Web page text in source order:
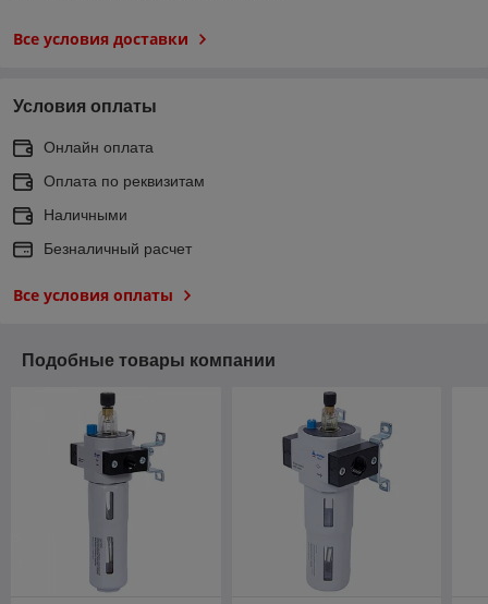
Все условия доставки
Условия оплаты
Онлайн оплата
Оплата по реквизитам
Наличными
Безналичный расчет
Все условия оплаты
Подобные товары компании